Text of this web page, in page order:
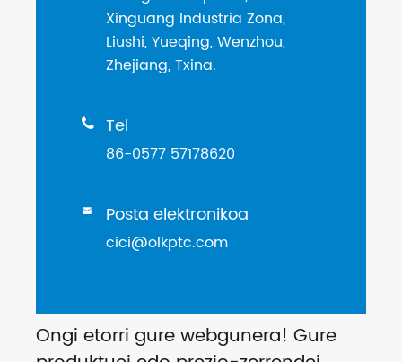
Xinguang Industria Zona,
Liushi, Yueqing, Wenzhou,
Zhejiang, Txina.
 Tel
86-0577 57178620
 Posta elektronikoa
cici@olkptc.com
Ongi etorri gure webgunera! Gure